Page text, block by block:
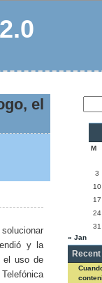
el
y la
el uso de
M
3
10
17
24
31
« Jan